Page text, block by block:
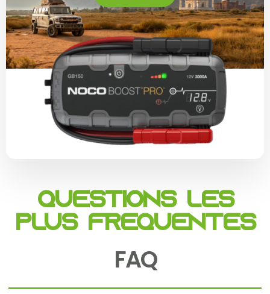
Questions les
plus fréquentes
FAQ